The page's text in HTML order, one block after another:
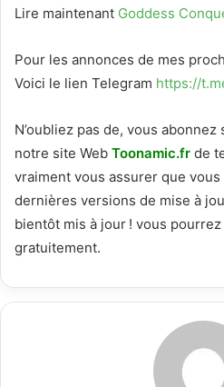
Lire maintenant Goddess
Pour les annonces de mes
Voici le lien Telegram https://
N’oubliez pas de, vous
notre site Web Toonamic.fr de
vraiment vous assurer que
dernières versions de mise à
bientôt mis à jour ! vous
gratuitement.